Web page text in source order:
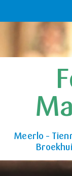
Meerlo –